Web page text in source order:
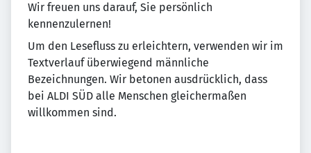
Wir freuen uns darauf, Sie persönlich
kennenzulernen!
Um den Lesefluss zu erleichtern, verwenden wir im
Textverlauf überwiegend männliche
Bezeichnungen. Wir betonen ausdrücklich, dass
bei ALDI SÜD alle Menschen gleichermaßen
willkommen sind.